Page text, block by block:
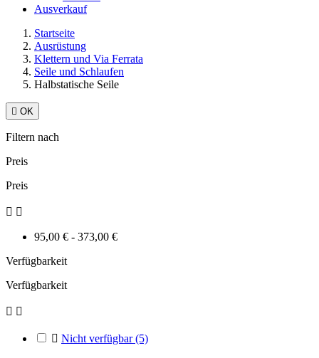
Ausverkauf
Startseite
Ausrüstung
Klettern und Via Ferrata
Seile und Schlaufen
Halbstatische Seile
 OK
Filtern nach
Preis
Preis
 
95,00 € - 373,00 €
Verfügbarkeit
Verfügbarkeit
 
 Nicht verfügbar(5)